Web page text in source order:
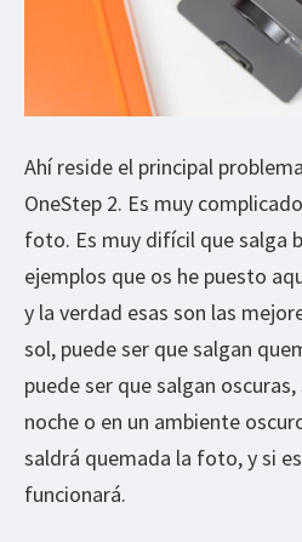
Ahí reside el principal
OneStep 2. Es muy
foto. Es muy difícil que salga
ejemplos que os he puesto
y la verdad esas son las
sol, puede ser que salgan
puede ser que salgan
noche o en un ambiente
saldrá quemada la foto, y si
funcionará.